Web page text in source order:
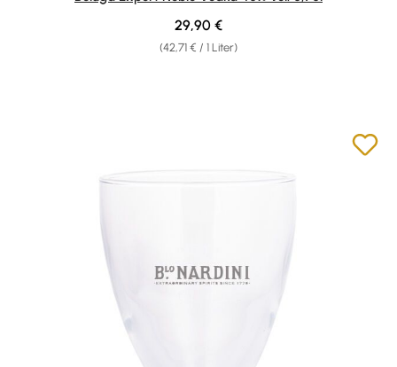
(42,71 € / 1 Liter)
Regulärer Preis:
29,90 €